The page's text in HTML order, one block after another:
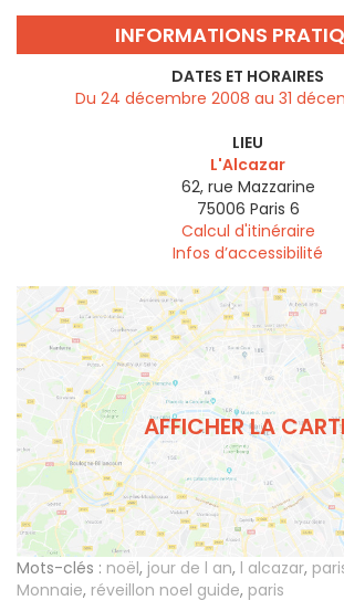
INFORMATIONS
DATES ET HORAIRES
Du 24 décembre 2008 au 31
LIEU
L'Alcazar
62, rue Mazzarine
75006 Paris 6
Calcul d'itinéraire
Infos d’accessibilité
AFFICHER LA
Mots-clés : noël, jour de l an, l alcazar,
Monnaie, réveillon noel guide, paris